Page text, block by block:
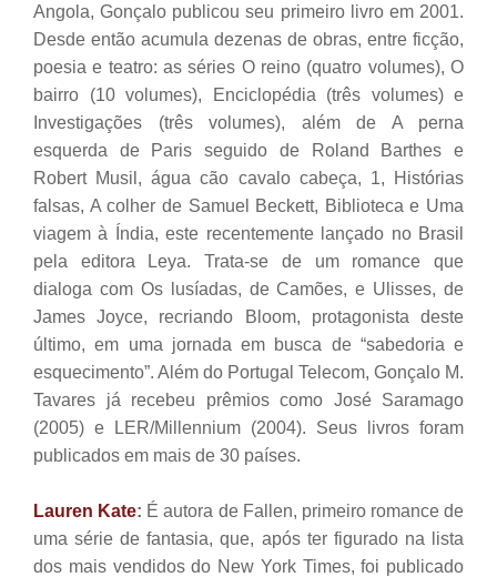
Angola, Gonçalo publicou seu primeiro livro em 2001.
Desde então acumula dezenas de obras, entre ficção,
poesia e teatro: as séries O reino (quatro volumes), O
bairro (10 volumes), Enciclopédia (três volumes) e
Investigações (três volumes), além de A perna
esquerda de Paris seguido de Roland Barthes e
Robert Musil, água cão cavalo cabeça, 1, Histórias
falsas, A colher de Samuel Beckett, Biblioteca e Uma
viagem à Índia, este recentemente lançado no Brasil
pela editora Leya. Trata-se de um romance que
dialoga com Os lusíadas, de Camões, e Ulisses, de
James Joyce, recriando Bloom, protagonista deste
último, em uma jornada em busca de “sabedoria e
esquecimento”. Além do Portugal Telecom, Gonçalo M.
Tavares já recebeu prêmios como José Saramago
(2005) e LER/Millennium (2004). Seus livros foram
publicados em mais de 30 países.
Lauren Kate: É autora de Fallen, primeiro romance de
uma série de fantasia, que, após ter figurado na lista
dos mais vendidos do New York Times, foi publicado